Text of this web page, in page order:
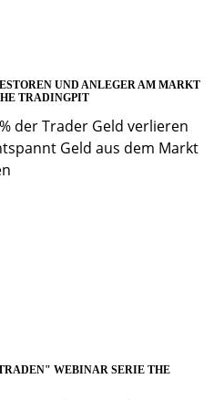
UND ANLEGER AM MARKT
TRADINGPIT
der Trader Geld verlieren
Geld aus dem Markt
WEBINAR SERIE THE